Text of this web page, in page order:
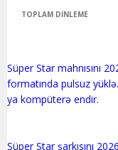
TOPLAM DINLEME
Süper Star mahnısını
formatında pulsuz
ya kompüterə endir.
Süper Star şarkısını